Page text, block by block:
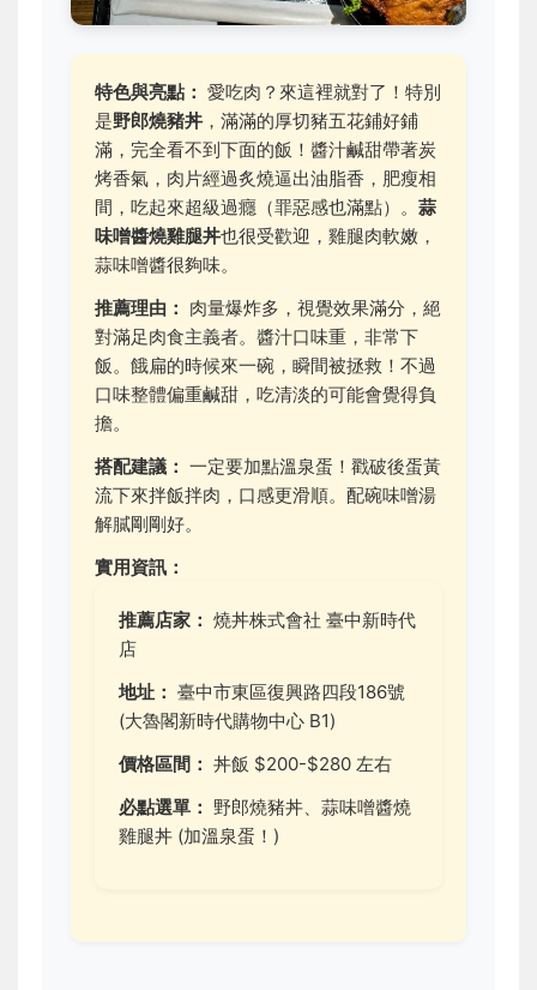
特色與亮點： 愛吃肉？來這裡就對了！特別
是野郎燒豬丼 ，滿滿的厚切豬五花鋪好鋪
滿，完全看不到下面的飯！醬汁鹹甜帶著炭
烤香氣，肉片經過炙燒逼出油脂香，肥瘦相
間，吃起來超級過癮（罪惡感也滿點）。 蒜
味噌醬燒雞腿丼也很受歡迎，雞腿肉軟嫩，
蒜味噌醬很夠味。
推薦理由： 肉量爆炸多，視覺效果滿分，絕
對滿足肉食主義者。醬汁口味重，非常下
飯。餓扁的時候來一碗，瞬間被拯救！不過
口味整體偏重鹹甜，吃清淡的可能會覺得負
擔。
搭配建議： 一定要加點溫泉蛋！戳破後蛋黃
流下來拌飯拌肉，口感更滑順。配碗味噌湯
解膩剛剛好。
實用資訊：
推薦店家： 燒丼株式會社 臺中新時代
店
地址： 臺中市東區復興路四段186號
(大魯閣新時代購物中心 B1)
價格區間： 丼飯 $200-$280 左右
必點選單： 野郎燒豬丼、蒜味噌醬燒
雞腿丼 (加溫泉蛋！)